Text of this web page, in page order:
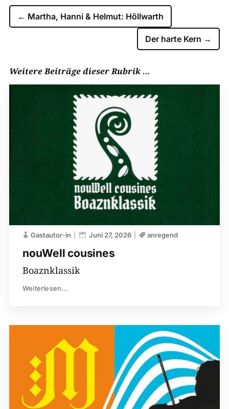
← Martha, Hanni & Helmut: Höllwarth
Der harte Kern →
Weitere Beiträge dieser Rubrik …
nouWell cousines
Gastautor-in Juni 27, 2026 anregend
Boaznklassik
Weiterlesen...